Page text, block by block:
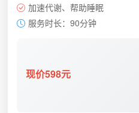
加速代谢、帮助睡眠
服务时长：90分钟
现价598元